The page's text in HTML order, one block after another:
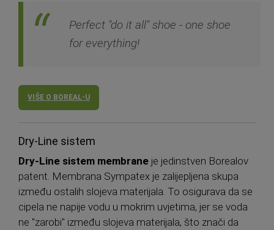
Perfect "do it all" shoe - one shoe
for everything!
VIŠE O BOREAL-U
Dry-Line sistem
Dry-Line sistem membrane je jedinstven Borealov
patent. Membrana Sympatex je zalijepljena skupa
između ostalih slojeva materijala. To osigurava da se
cipela ne napije vodu u mokrim uvjetima, jer se voda
ne "zarobi" između slojeva materijala, što znači da